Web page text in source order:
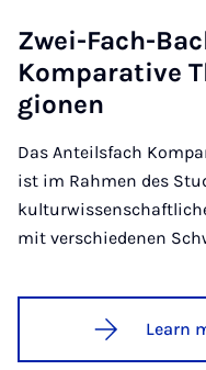
Zwei-Fach-
Kom­par­at­ive
gion­en
Das Anteilsfach
ist im Rahmen des
mit verschiedenen
Learn